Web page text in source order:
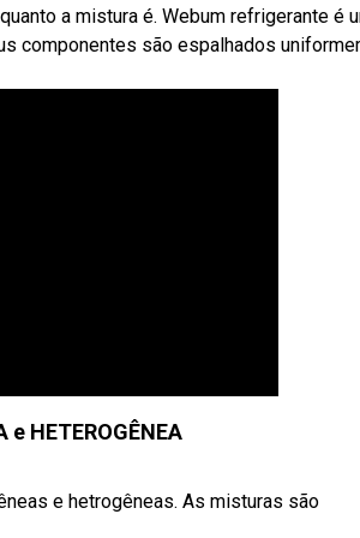
a mistura é. Webum refrigerante é
componentes são espalhados
HETEROGÊNEA
e hetrogêneas. As misturas são